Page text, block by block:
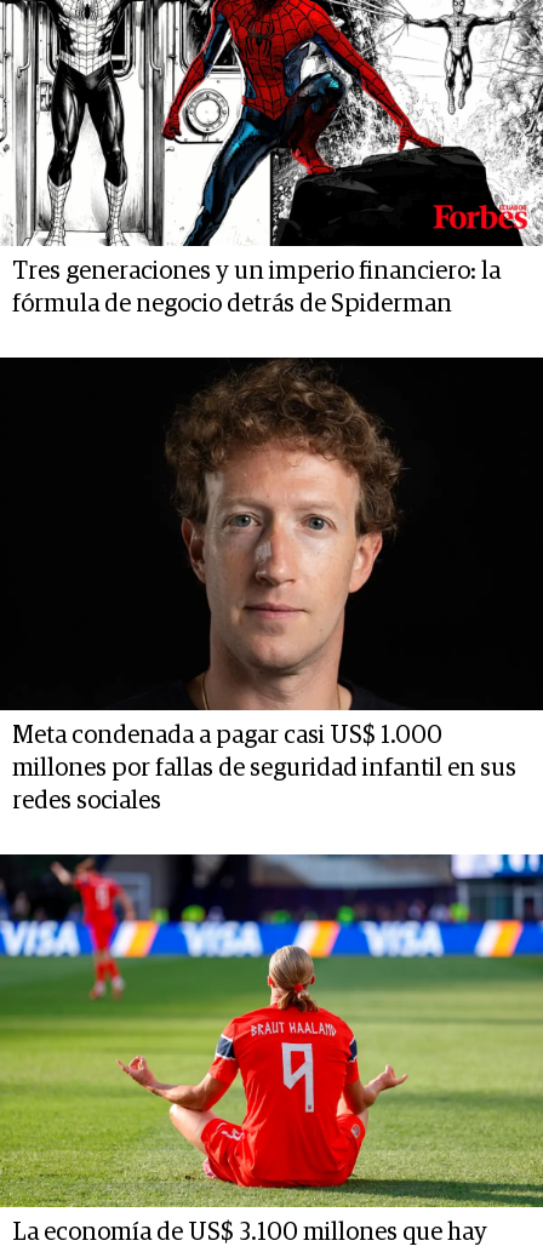
Tres generaciones y un imperio financiero: la
fórmula de negocio detrás de Spiderman
Meta condenada a pagar casi US$ 1.000
millones por fallas de seguridad infantil en sus
redes sociales
La economía de US$ 3.100 millones que hay